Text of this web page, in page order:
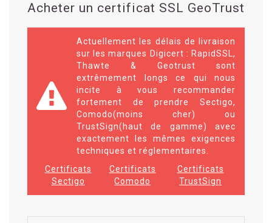
Acheter un certificat SSL GeoTrust
Actuellement les délais de livraison
sur les marques Digicert : RapidSSL,
Thawte & Geotrust sont
extrêmement longs ce qui nous
incite à vous recommander
fortement de prendre Sectigo,
Comodo(moins cher) ou
TrustSign(haut de gamme) avec
exactement les mêmes exigences
techniques et réglementaires.
Certificats
Sectigo
Certificats
Comodo
Certificats
TrustSign